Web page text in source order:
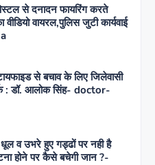
से दनादन फायरिंग करते
वीडियो वायरल,पुलिस जुटी कार्यवाई
से बचाव के लिए जिलेवासी
: डॉ. आलोक सिंह- doctor-
व उभरे हुए गड्ढों पर नही है
होने पर कैसे बचेगी जान ?-